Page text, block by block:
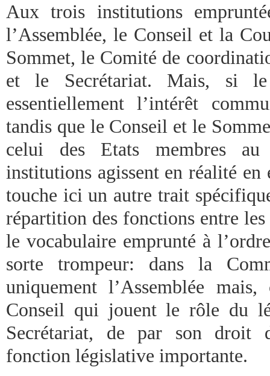
Aux trois institutions
l’Assemblée, le Conseil et la
Sommet, le Comité de
et le Secrétariat. Mais, si le
essentiellement l’intérêt
tandis que le Conseil et le
celui des Etats membres
institutions agissent en réalité
touche ici un autre trait
répartition des fonctions entre
le vocabulaire emprunté à
sorte trompeur: dans la
uniquement l’Assemblée
Conseil qui jouent le rôle du
Secrétariat, de par son droit
fonction législative importante.